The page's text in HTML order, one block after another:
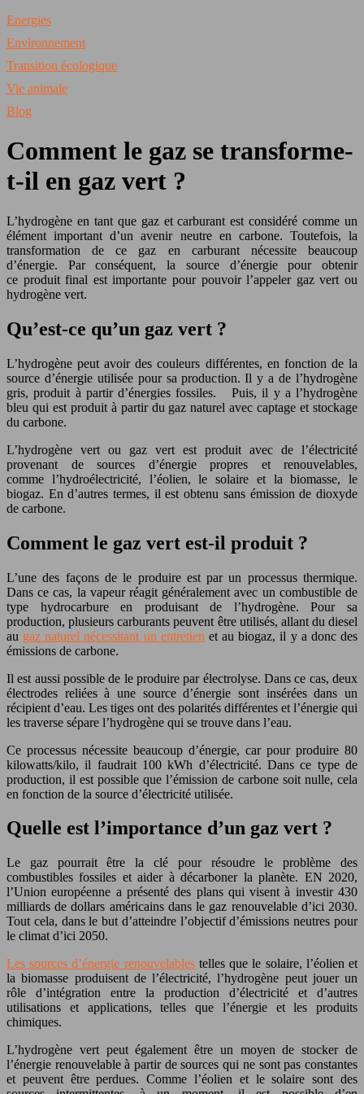
Energies
Environnement
Transition écologique
Vie animale
Blog
Comment le gaz se transforme-
t-il en gaz vert ?
L’hydrogène en tant que gaz et carburant est considéré comme un
élément important d’un avenir neutre en carbone. Toutefois, la
transformation de ce gaz en carburant nécessite beaucoup
d’énergie. Par conséquent, la source d’énergie pour obtenir
ce produit final est importante pour pouvoir l’appeler gaz vert ou
hydrogène vert.
Qu’est-ce qu’un gaz vert ?
L’hydrogène peut avoir des couleurs différentes, en fonction de la
source d’énergie utilisée pour sa production. Il y a de l’hydrogène
gris, produit à partir d’énergies fossiles. Puis, il y a l’hydrogène
bleu qui est produit à partir du gaz naturel avec captage et stockage
du carbone.
L’hydrogène vert ou gaz vert est produit avec de l’électricité
provenant de sources d’énergie propres et renouvelables,
comme l’hydroélectricité, l’éolien, le solaire et la biomasse, le
biogaz. En d’autres termes, il est obtenu sans émission de dioxyde
de carbone.
Comment le gaz vert est-il produit ?
L’une des façons de le produire est par un processus thermique.
Dans ce cas, la vapeur réagit généralement avec un combustible de
type hydrocarbure en produisant de l’hydrogène. Pour sa
production, plusieurs carburants peuvent être utilisés, allant du diesel
au gaz naturel nécessitant un entretien et au biogaz, il y a donc des
émissions de carbone.
Il est aussi possible de le produire par électrolyse. Dans ce cas, deux
électrodes reliées à une source d’énergie sont insérées dans un
récipient d’eau. Les tiges ont des polarités différentes et l’énergie qui
les traverse sépare l’hydrogène qui se trouve dans l’eau.
Ce processus nécessite beaucoup d’énergie, car pour produire 80
kilowatts/kilo, il faudrait 100 kWh d’électricité. Dans ce type de
production, il est possible que l’émission de carbone soit nulle, cela
en fonction de la source d’électricité utilisée.
Quelle est l’importance d’un gaz vert ?
Le gaz pourrait être la clé pour résoudre le problème des
combustibles fossiles et aider à décarboner la planète. EN 2020,
l’Union européenne a présenté des plans qui visent à investir 430
milliards de dollars américains dans le gaz renouvelable d’ici 2030.
Tout cela, dans le but d’atteindre l’objectif d’émissions neutres pour
le climat d’ici 2050.
Les sources d’énergie renouvelablestelles que le solaire, l’éolien et
la biomasse produisent de l’électricité, l’hydrogène peut jouer un
rôle d’intégration entre la production d’électricité et d’autres
utilisations et applications, telles que l’énergie et les produits
chimiques.
L’hydrogène vert peut également être un moyen de stocker de
l’énergie renouvelable à partir de sources qui ne sont pas constantes
et peuvent être perdues. Comme l’éolien et le solaire sont des